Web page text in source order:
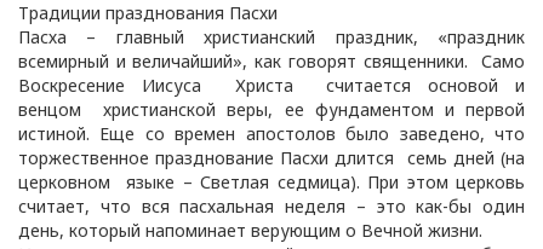
Традиции празднования Пасхи
Пасха – главный христианский праздник, «праздник
всемирный и величайший», как говорят священники. Само
Воскресение Иисуса Христа считается основой и
венцом христианской веры, ее фундаментом и первой
истиной. Еще со времен апостолов было заведено, что
торжественное празднование Пасхи длится семь дней (на
церковном языке – Светлая седмица). При этом церковь
считает, что вся пасхальная неделя – это как-бы один
день, который напоминает верующим о Вечной жизни.